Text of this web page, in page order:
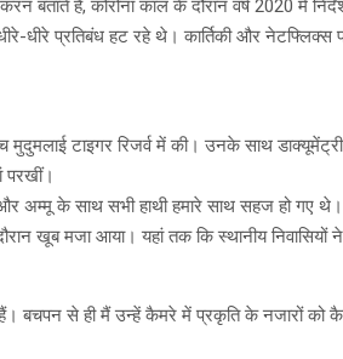
बताते हैं, कोरोना काल के दौरान वर्ष 2020 में
धीरे प्रतिबंध हट रहे थे। कार्तिकी और नेटफ्लिक्स
मुदुमलाई टाइगर रिजर्व में की। उनके साथ
परखीं।
के साथ सभी हाथी हमारे साथ सहज हो गए थे।
खूब मजा आया। यहां तक कि स्थानीय निवासियों ने
बचपन से ही मैं उन्हें कैमरे में प्रकृति के नजारों को